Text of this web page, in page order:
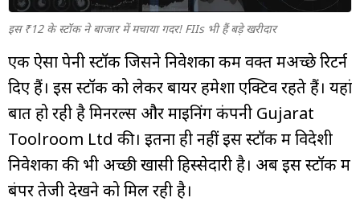
इस ₹12 के स्टॉक ने बाजार में मचाया गदर! FIIs भी हैं बड़े खरीदार
एक ऐसा पेनी स्टॉक जिसने निवेशकों कम वक्त मेंअच्छे रिटर्न
दिए हैं। इस स्टॉक को लेकर बायर हमेशा एक्टिव रहते हैं। यहां
बात हो रही है मिनरल्स और माइनिंग कंपनी Gujarat
Toolroom Ltd की। इतना ही नहीं इस स्टॉक में विदेशी
निवेशकों की भी अच्छी खासी हिस्सेदारी है। अब इस स्टॉक में
बंपर तेजी देखने को मिल रही है।